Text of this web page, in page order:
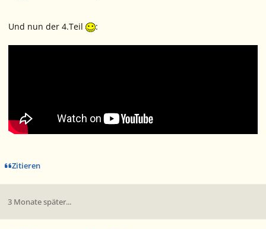
Und nun der 4.Teil :
Zitieren
3 Monate später...